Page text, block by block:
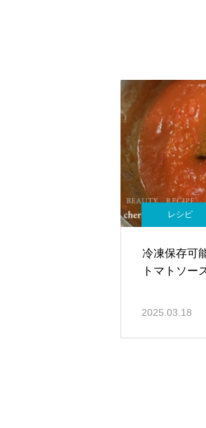
レシピ
冷凍保存可
トマトソー
2025.03.18